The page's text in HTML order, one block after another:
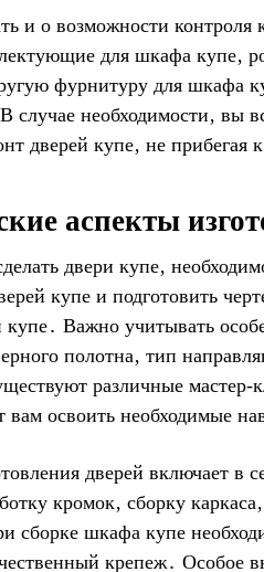
и о возможности контроля
для шкафа купе‚
фурнитуру для шкафа
случае необходимости‚ вы
дверей купе‚ не прибегая
аспекты
двери купе‚
купе и подготовить
купе․ Важно учитывать
полотна‚ тип
различные мастер-
вам освоить необходимые
дверей включает в
кромок‚ сборку
сборке шкафа купе
крепеж․ Особое